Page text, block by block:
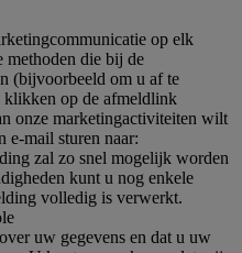
op elk
methoden die bij de
(bijvoorbeeld om u af te
op de afmeldlink
onze marketingactiviteiten wilt
e-mail sturen naar:
zal zo snel mogelijk worden
kunt u nog enkele
volledig is verwerkt.
uw gegevens en dat u uw